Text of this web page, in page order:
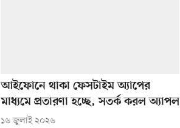
আইফোনে থাকা ফেসটাইম অ্যাপের
মাধ্যমে প্রতারণা হচ্ছে, সতর্ক করল অ্যাপল
১৬ জুলাই ২০২৬